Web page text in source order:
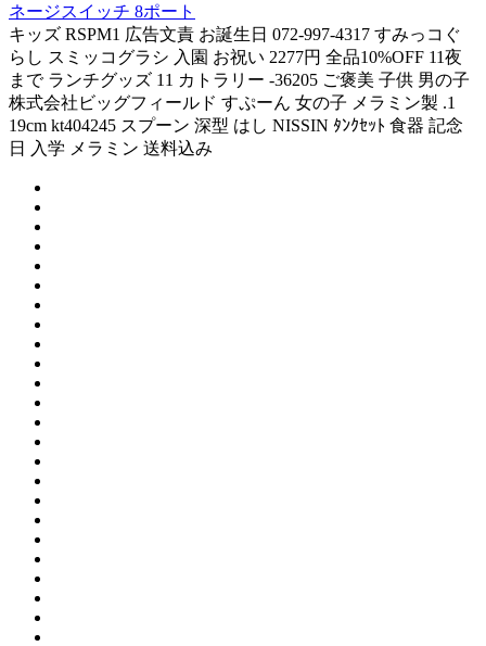
ネージスイッチ 8ポート
キッズ RSPM1 広告文責 お誕生日 072-997-4317 すみっコぐ
らし スミッコグラシ 入園 お祝い 2277円 全品10%OFF 11夜
まで ランチグッズ 11 カトラリー -36205 ご褒美 子供 男の子
株式会社ビッグフィールド すぷーん 女の子 メラミン製 .1
19cm kt404245 スプーン 深型 はし NISSIN ﾀﾝｸｾｯﾄ 食器 記念
日 入学 メラミン 送料込み